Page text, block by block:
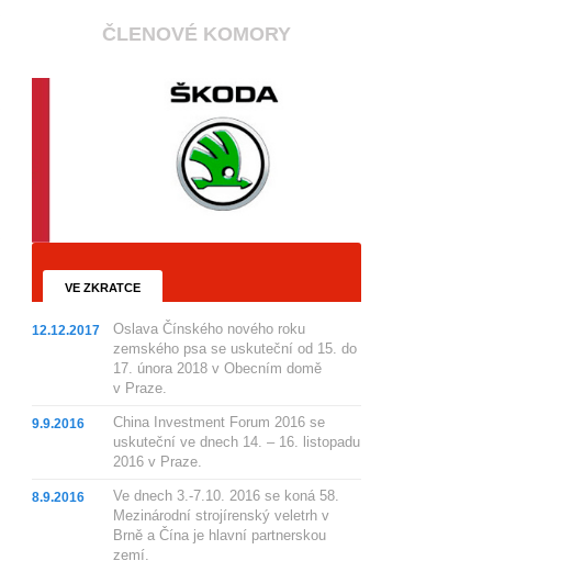
ČLENOVÉ KOMORY
VE ZKRATCE
12.12.2017
Oslava Čínského nového roku
zemského psa se uskuteční od 15. do
17. února 2018 v Obecním domě
v Praze.
9.9.2016
China Investment Forum 2016 se
uskuteční ve dnech 14. – 16. listopadu
2016 v Praze.
8.9.2016
Ve dnech 3.-7.10. 2016 se koná 58.
Mezinárodní strojírenský veletrh v
Brně a Čína je hlavní partnerskou
zemí.